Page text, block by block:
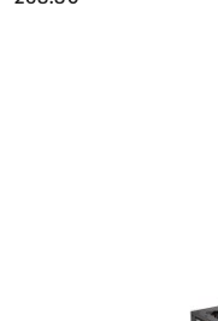
Cena: